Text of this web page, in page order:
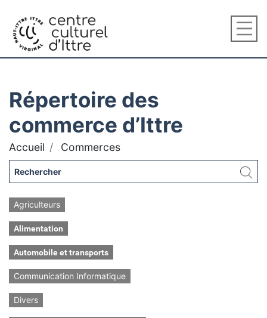
Répertoire des
commerce d’Ittre
Accueil Commerces
Agriculteurs
Alimentation
Automobile et transports
Communication Informatique
Divers